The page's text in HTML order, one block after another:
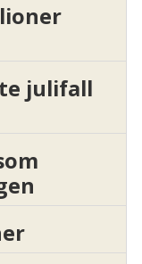
julifall